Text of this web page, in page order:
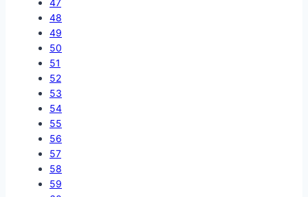
47
48
49
50
51
52
53
54
55
56
57
58
59